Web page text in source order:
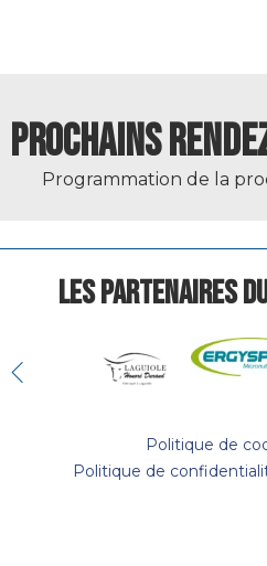
PROCHAINS
Programmation de la
LES PARTENAIRES
Politique de
Politique de